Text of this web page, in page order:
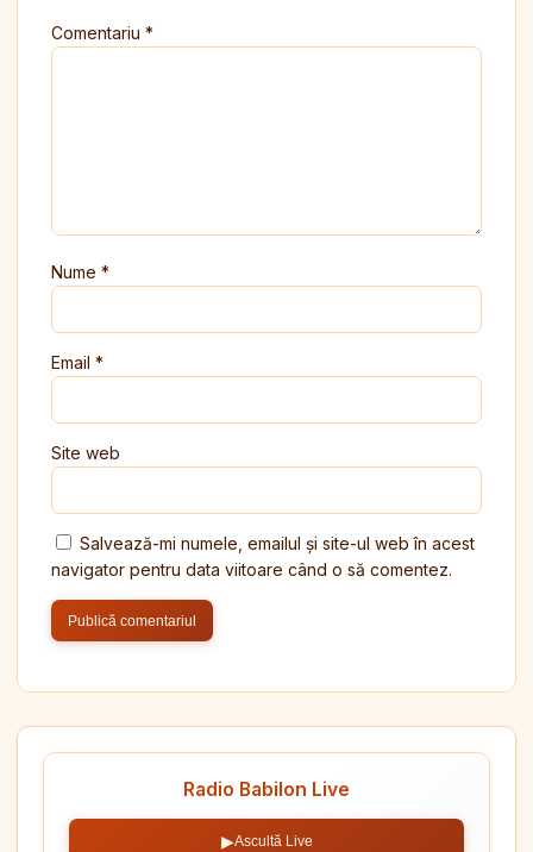
Comentariu *
Nume *
Email *
Site web
Salvează-mi numele, emailul și site-ul web în acest
navigator pentru data viitoare când o să comentez.
Radio Babilon Live
▶Ascultă Live